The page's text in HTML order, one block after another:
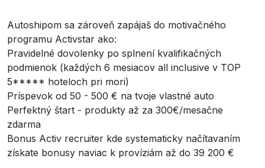
Autoshipom sa zároveň zapájaš do motivačného
programu Activstar ako:
Pravidelné dovolenky po splnení kvalifikačných
podmienok (každých 6 mesiacov all inclusive v TOP
5***** hoteloch pri mori)
Príspevok od 50 - 500 € na tvoje vlastné auto
Perfektný štart - produkty až za 300€/mesačne
zdarma
Bonus Activ recruiter kde systematicky načítavaním
získate bonusy naviac k províziám až do 39 200 €